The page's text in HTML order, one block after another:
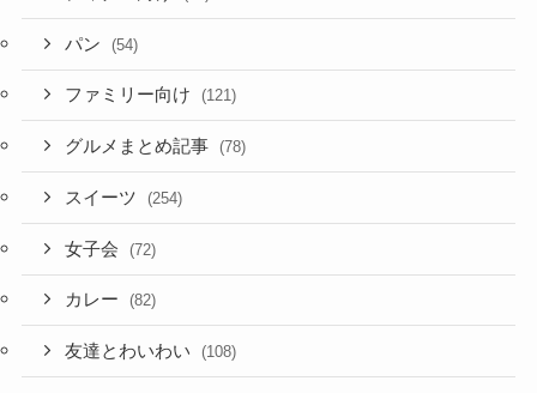
パン (54)
ファミリー向け (121)
グルメまとめ記事 (78)
スイーツ (254)
女子会 (72)
カレー (82)
友達とわいわい (108)